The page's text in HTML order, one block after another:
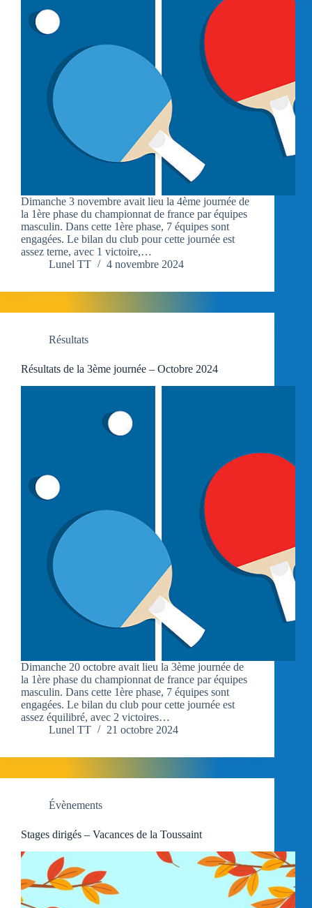
Dimanche 3 novembre avait lieu la 4ème journée de
la 1ère phase du championnat de france par équipes
masculin. Dans cette 1ère phase, 7 équipes sont
engagées. Le bilan du club pour cette journée est
assez terne, avec 1 victoire,…
Lunel TT
4 novembre 2024
Résultats
Résultats de la 3ème journée – Octobre 2024
Dimanche 20 octobre avait lieu la 3ème journée de
la 1ère phase du championnat de france par équipes
masculin. Dans cette 1ère phase, 7 équipes sont
engagées. Le bilan du club pour cette journée est
assez équilibré, avec 2 victoires…
Lunel TT
21 octobre 2024
Évènements
Stages dirigés – Vacances de la Toussaint